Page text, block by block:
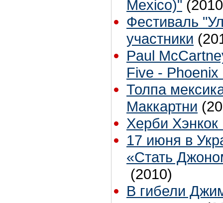
Mexico)"
Фестиваль
участники
Paul
Five -
Толпа
Маккартни
Херби
17 июня в
«Стать
(2010)
В гибели